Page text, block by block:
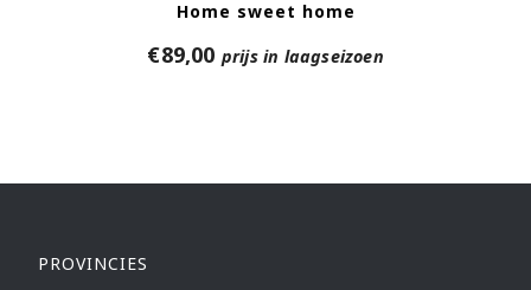
Home sweet home
€89,00 prijs in laagseizoen
PROVINCIES